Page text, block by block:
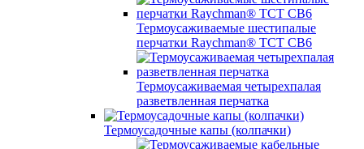
Термоусаживаемые шестипалые
перчатки Raychman® ТСТ СВ6
Термоусаживаемая четырехпалая
разветвленная перчатка
Термоусадочные капы (колпачки)